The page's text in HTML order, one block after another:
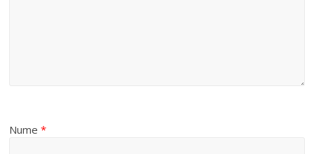
Nume*